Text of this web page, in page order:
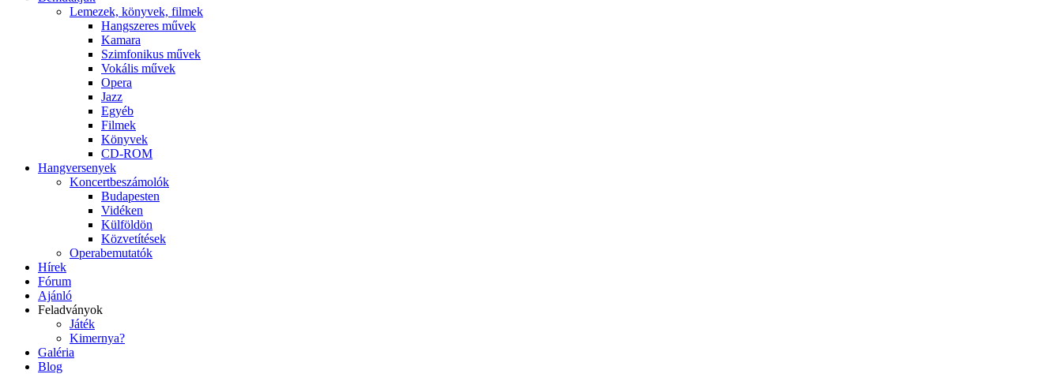
Lemezek, könyvek, filmek
Hangszeres művek
Kamara
Szimfonikus művek
Vokális művek
Opera
Jazz
Egyéb
Filmek
Könyvek
CD-ROM
Hangversenyek
Koncertbeszámolók
Budapesten
Vidéken
Külföldön
Közvetítések
Operabemutatók
Hírek
Fórum
Ajánló
Feladványok
Játék
Kimernya?
Galéria
Blog